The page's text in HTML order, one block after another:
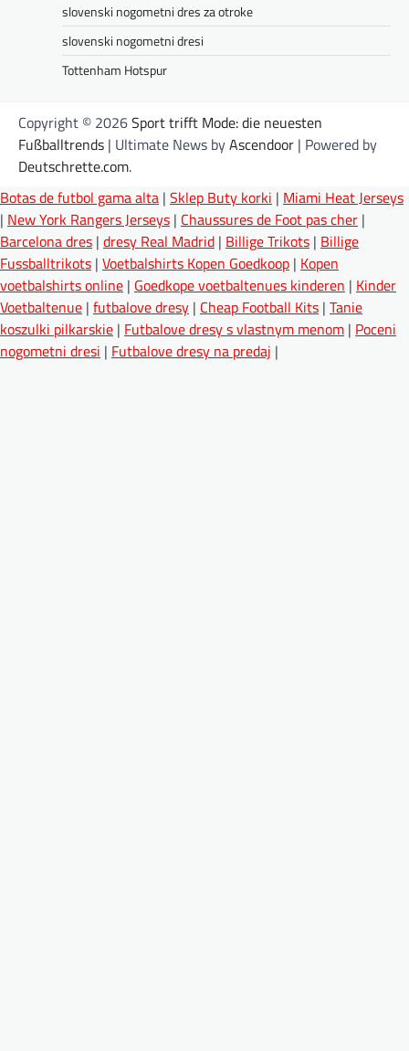
slovenski nogometni dres za otroke
slovenski nogometni dresi
Tottenham Hotspur
Copyright © 2026Sport trifft Mode: die neuesten
Fußballtrends | Ultimate News byAscendoor | Powered by
Deutschrette.com.
Botas de futbol gama alta | Sklep Buty korki | Miami Heat Jerseys
| New York Rangers Jerseys | Chaussures de Foot pas cher |
Barcelona dres | dresy Real Madrid | Billige Trikots | Billige
Fussballtrikots | Voetbalshirts Kopen Goedkoop | Kopen
voetbalshirts online | Goedkope voetbaltenues kinderen | Kinder
Voetbaltenue | futbalove dresy | Cheap Football Kits | Tanie
koszulki pilkarskie | Futbalove dresy s vlastnym menom | Poceni
nogometni dresi | Futbalove dresy na predaj |